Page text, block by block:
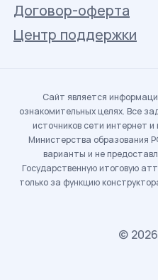
Договор-оферта
Центр поддержки
Сайт является
ознакомительных целях. Все
источников сети интернет
Министерства образования
варианты и не
Государственную итоговую
только за функцию
© 2026